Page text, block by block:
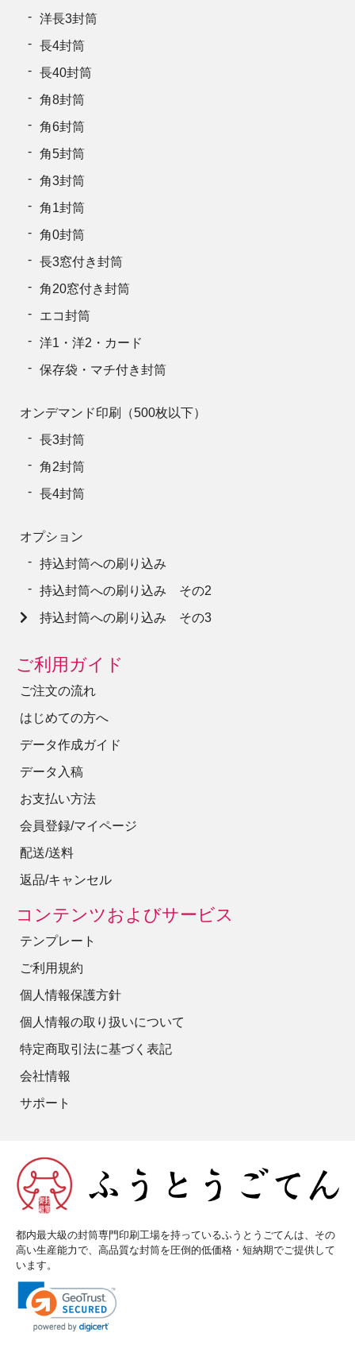
洋長3封筒
長4封筒
長40封筒
角8封筒
角6封筒
角5封筒
角3封筒
角1封筒
角0封筒
長3窓付き封筒
角20窓付き封筒
エコ封筒
洋1・洋2・カード
保存袋・マチ付き封筒
オンデマンド印刷（500枚以下）
長3封筒
角2封筒
長4封筒
オプション
持込封筒への刷り込み
持込封筒への刷り込み その2
持込封筒への刷り込み その3
ご利用ガイド
ご注文の流れ
はじめての方へ
データ作成ガイド
データ入稿
お支払い方法
会員登録/マイページ
配送/送料
返品/キャンセル
コンテンツおよびサービス
テンプレート
ご利用規約
個人情報保護方針
個人情報の取り扱いについて
特定商取引法に基づく表記
会社情報
サポート
都内最大級の封筒専門印刷工場を持っているふうとうごてんは、その
高い生産能力で、高品質な封筒を圧倒的低価格・短納期でご提供して
います。